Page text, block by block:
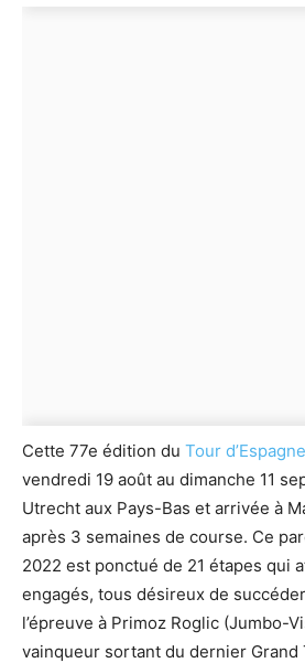
Cette 77e édition du Tour d’Espagne
vendredi 19 août au dimanche 11
Utrecht aux Pays-Bas et arrivée à
après 3 semaines de course. Ce
2022 est ponctué de 21 étapes qui
engagés, tous désireux de
l’épreuve à Primoz Roglic (Jumbo-
vainqueur sortant du dernier Grand